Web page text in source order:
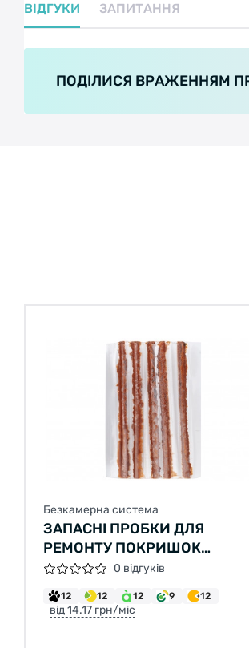
ВІДГУКИ ЗАПИТАННЯ
ПОДІЛИСЯ ВРАЖЕННЯМ
Безкамерна система
ЗАПАСНІ ПРОБКИ ДЛЯ
РЕМОНТУ ПОКРИШОК
БЕЗКАМЕРНИХ KLS NOTUBY
15Х52ММ, КОМПЛЕКТ - 5 ШТ
0 відгуків
12 12 12 9 12
від 14.17 грн/міс